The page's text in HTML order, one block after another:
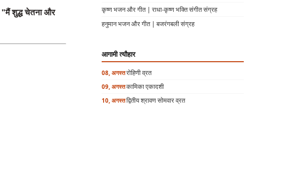
"मैं शुद्ध चेतना और
कृष्ण भजन और गीत | राधा-कृष्ण भक्ति संगीत संग्रह
हनुमान भजन और गीत | बजरंगबली संग्रह
आगामी त्यौहार
08, अगस्तरोहिणी व्रत
09, अगस्तकामिका एकादशी
10, अगस्तद्वितीय श्रावण सोमवार व्रत